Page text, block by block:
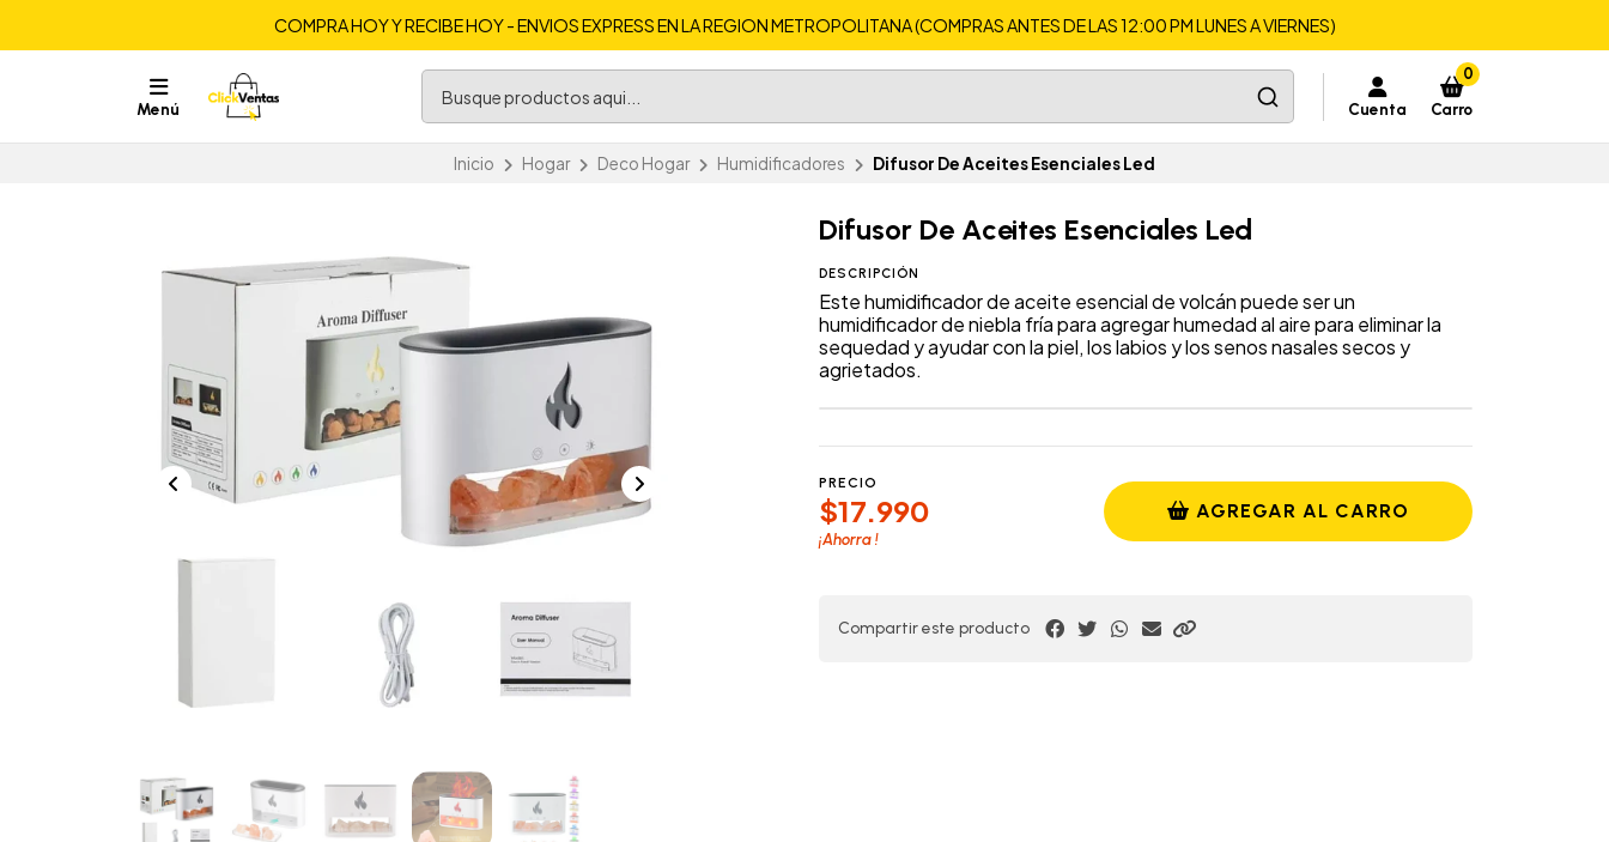
COMPRA HOY Y RECIBE HOY - ENVIOS EXPRESS EN LA REGION METROPOLITANA (COMPRAS ANTES DE LAS 12:00 PM LUNES A VIERNES)
Menú Cuenta
0
Carro
Inicio Hogar Deco Hogar Humidificadores Difusor De Aceites Esenciales Led
Difusor De Aceites Esenciales Led
DESCRIPCIÓN
Este humidificador de aceite esencial de volcán puede ser un
humidificador de niebla fría para agregar humedad al aire para eliminar la
sequedad y ayudar con la piel, los labios y los senos nasales secos y
agrietados.
PRECIO
$17.990
¡Ahorra!
AGREGAR AL CARRO
Compartir este producto